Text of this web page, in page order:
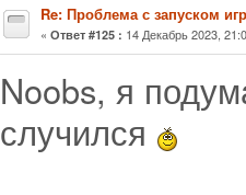
Re: Проблема с запуском
« Ответ #125 : 14 Декабрь 2023,
Noobs, я
случился